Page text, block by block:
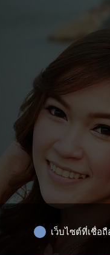
เว็บไซต์ที่เชื่อ